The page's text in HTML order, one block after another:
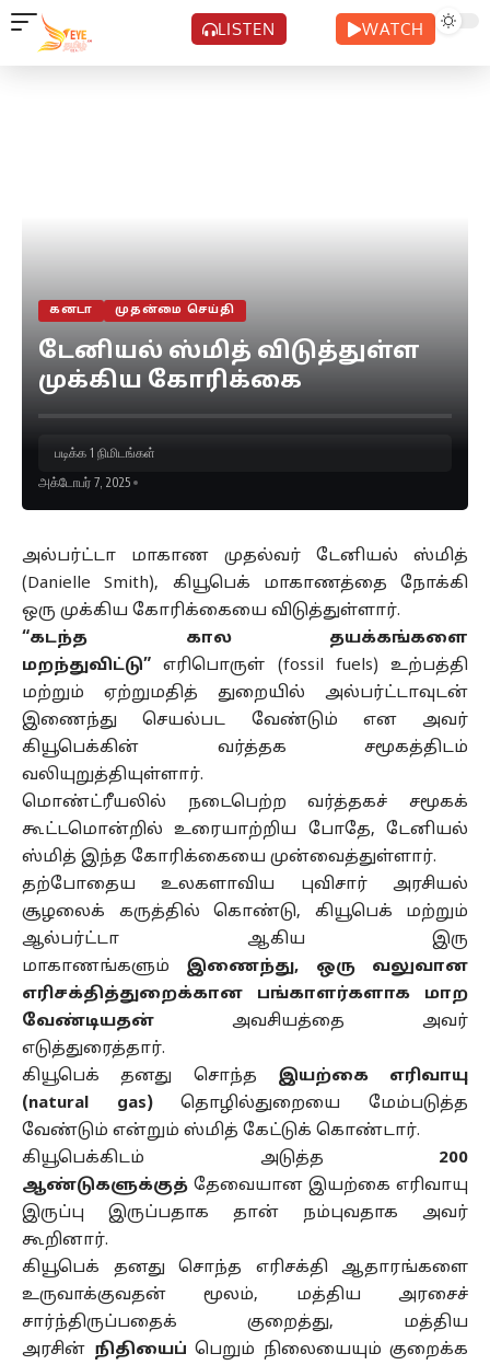
LISTEN WATCH
கனடா முதன்மை செய்தி
டேனியல் ஸ்மித் விடுத்துள்ள
முக்கிய கோரிக்கை
அக்டோபர் 7, 2025
படிக்க 1 நிமிடங்கள்
அல்பர்ட்டா மாகாண முதல்வர் டேனியல் ஸ்மித்
(Danielle Smith), கியூபெக் மாகாணத்தை நோக்கி
ஒரு முக்கிய கோரிக்கையை விடுத்துள்ளார்.
“கடந்த கால தயக்கங்களை
மறந்துவிட்டு” எரிபொருள் (fossil fuels) உற்பத்தி
மற்றும் ஏற்றுமதித் துறையில் அல்பர்ட்டாவுடன்
இணைந்து செயல்பட வேண்டும் என அவர்
கியூபெக்கின் வர்த்தக சமூகத்திடம்
வலியுறுத்தியுள்ளார்.
மொண்ட்ரீயலில் நடைபெற்ற வர்த்தகச் சமூகக்
கூட்டமொன்றில் உரையாற்றிய போதே, டேனியல்
ஸ்மித் இந்த கோரிக்கையை முன்வைத்துள்ளார்.
தற்போதைய உலகளாவிய புவிசார் அரசியல்
சூழலைக் கருத்தில் கொண்டு, கியூபெக் மற்றும்
ஆல்பர்ட்டா ஆகிய இரு
மாகாணங்களும் இணைந்து, ஒரு வலுவான
எரிசக்தித்துறைக்கான பங்காளர்களாக மாற
வேண்டியதன் அவசியத்தை அவர்
எடுத்துரைத்தார்.
கியூபெக் தனது சொந்த இயற்கை எரிவாயு
(natural gas)தொழில்துறையை மேம்படுத்த
வேண்டும் என்றும் ஸ்மித் கேட்டுக் கொண்டார்.
கியூபெக்கிடம் அடுத்த 200
ஆண்டுகளுக்குத் தேவையான இயற்கை எரிவாயு
இருப்பு இருப்பதாக தான் நம்புவதாக அவர்
கூறினார்.
கியூபெக் தனது சொந்த எரிசக்தி ஆதாரங்களை
உருவாக்குவதன் மூலம், மத்திய அரசைச்
சார்ந்திருப்பதைக் குறைத்து, மத்திய
அரசின் நிதியைப் பெறும் நிலையையும் குறைக்க